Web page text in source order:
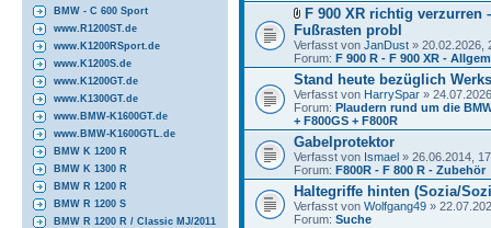
BMW - C 600 Sport
www.R1200ST.de
www.K1200RSport.de
www.K1200S.de
www.K1200GT.de
www.K1300GT.de
www.BMW-K1600GT.de
www.BMW-K1600GTL.de
BMW K 1200 R
BMW K 1300 R
BMW R 1200 R
BMW R 1200 S
BMW R 1200 R / Classic MJ/2011
F 900 XR richtig verzurren
Fußrasten probl
Verfasst von JanDust » 20.02.2026,
Forum: F 900 R - F 900 XR -
Stand heute bezüglich
Verfasst von HarrySpar »
Forum: Plaudern rund um die
+ F800GS + F800R
Gabelprotektor
Verfasst von Ismael » 26.06.2014,
Forum: F800R - F 800 R - Zubehör
Haltegriffe hinten (Sozia/
Verfasst von Wolfgang49 »
Forum: Suche